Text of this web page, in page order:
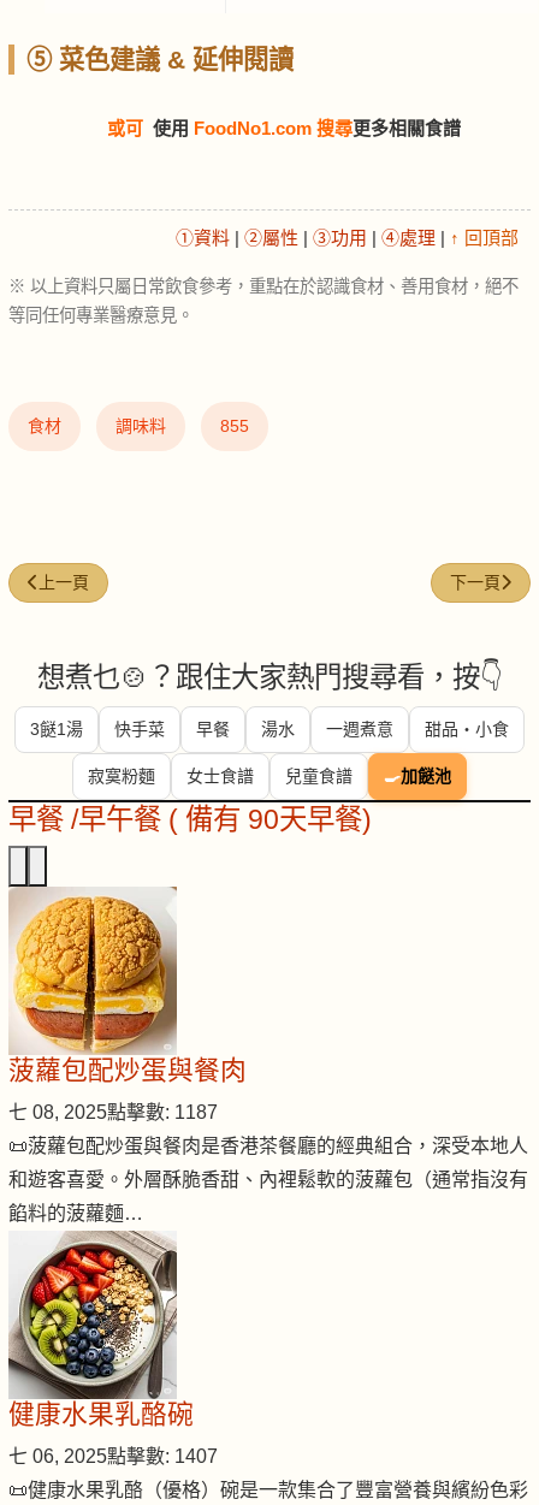
⑤ 菜色建議 & 延伸閱讀
或可 使用 FoodNo1.com 搜尋更多相關食譜
①資料 | ②屬性 | ③功用 | ④處理 | ↑ 回頂部
※ 以上資料只屬日常飲食參考，重點在於認識食材、善用食材，絕不
等同任何專業醫療意見。
食材 調味料 855
上一篇文章: 雪菜 (Preserved snow cabbage)
上一頁 下一篇文
下一頁
想煮乜🍲？跟住大家熱門搜尋看，按👇
3餸1湯 快手菜 早餐 湯水 一週煮意 甜品・小食
寂寞粉麵 女士食譜 兒童食譜 🍳加餸池
早餐 /早午餐 ( 備有 90天早餐)
菠蘿包配炒蛋與餐肉
七 08, 2025點擊數: 1187
📜菠蘿包配炒蛋與餐肉是香港茶餐廳的經典組合，深受本地人
和遊客喜愛。外層酥脆香甜、內裡鬆軟的菠蘿包（通常指沒有
餡料的菠蘿麵…
健康水果乳酪碗
七 06, 2025點擊數: 1407
📜健康水果乳酪（優格）碗是一款集合了豐富營養與繽紛色彩